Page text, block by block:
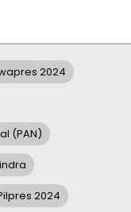
2024
(PAN)
2024